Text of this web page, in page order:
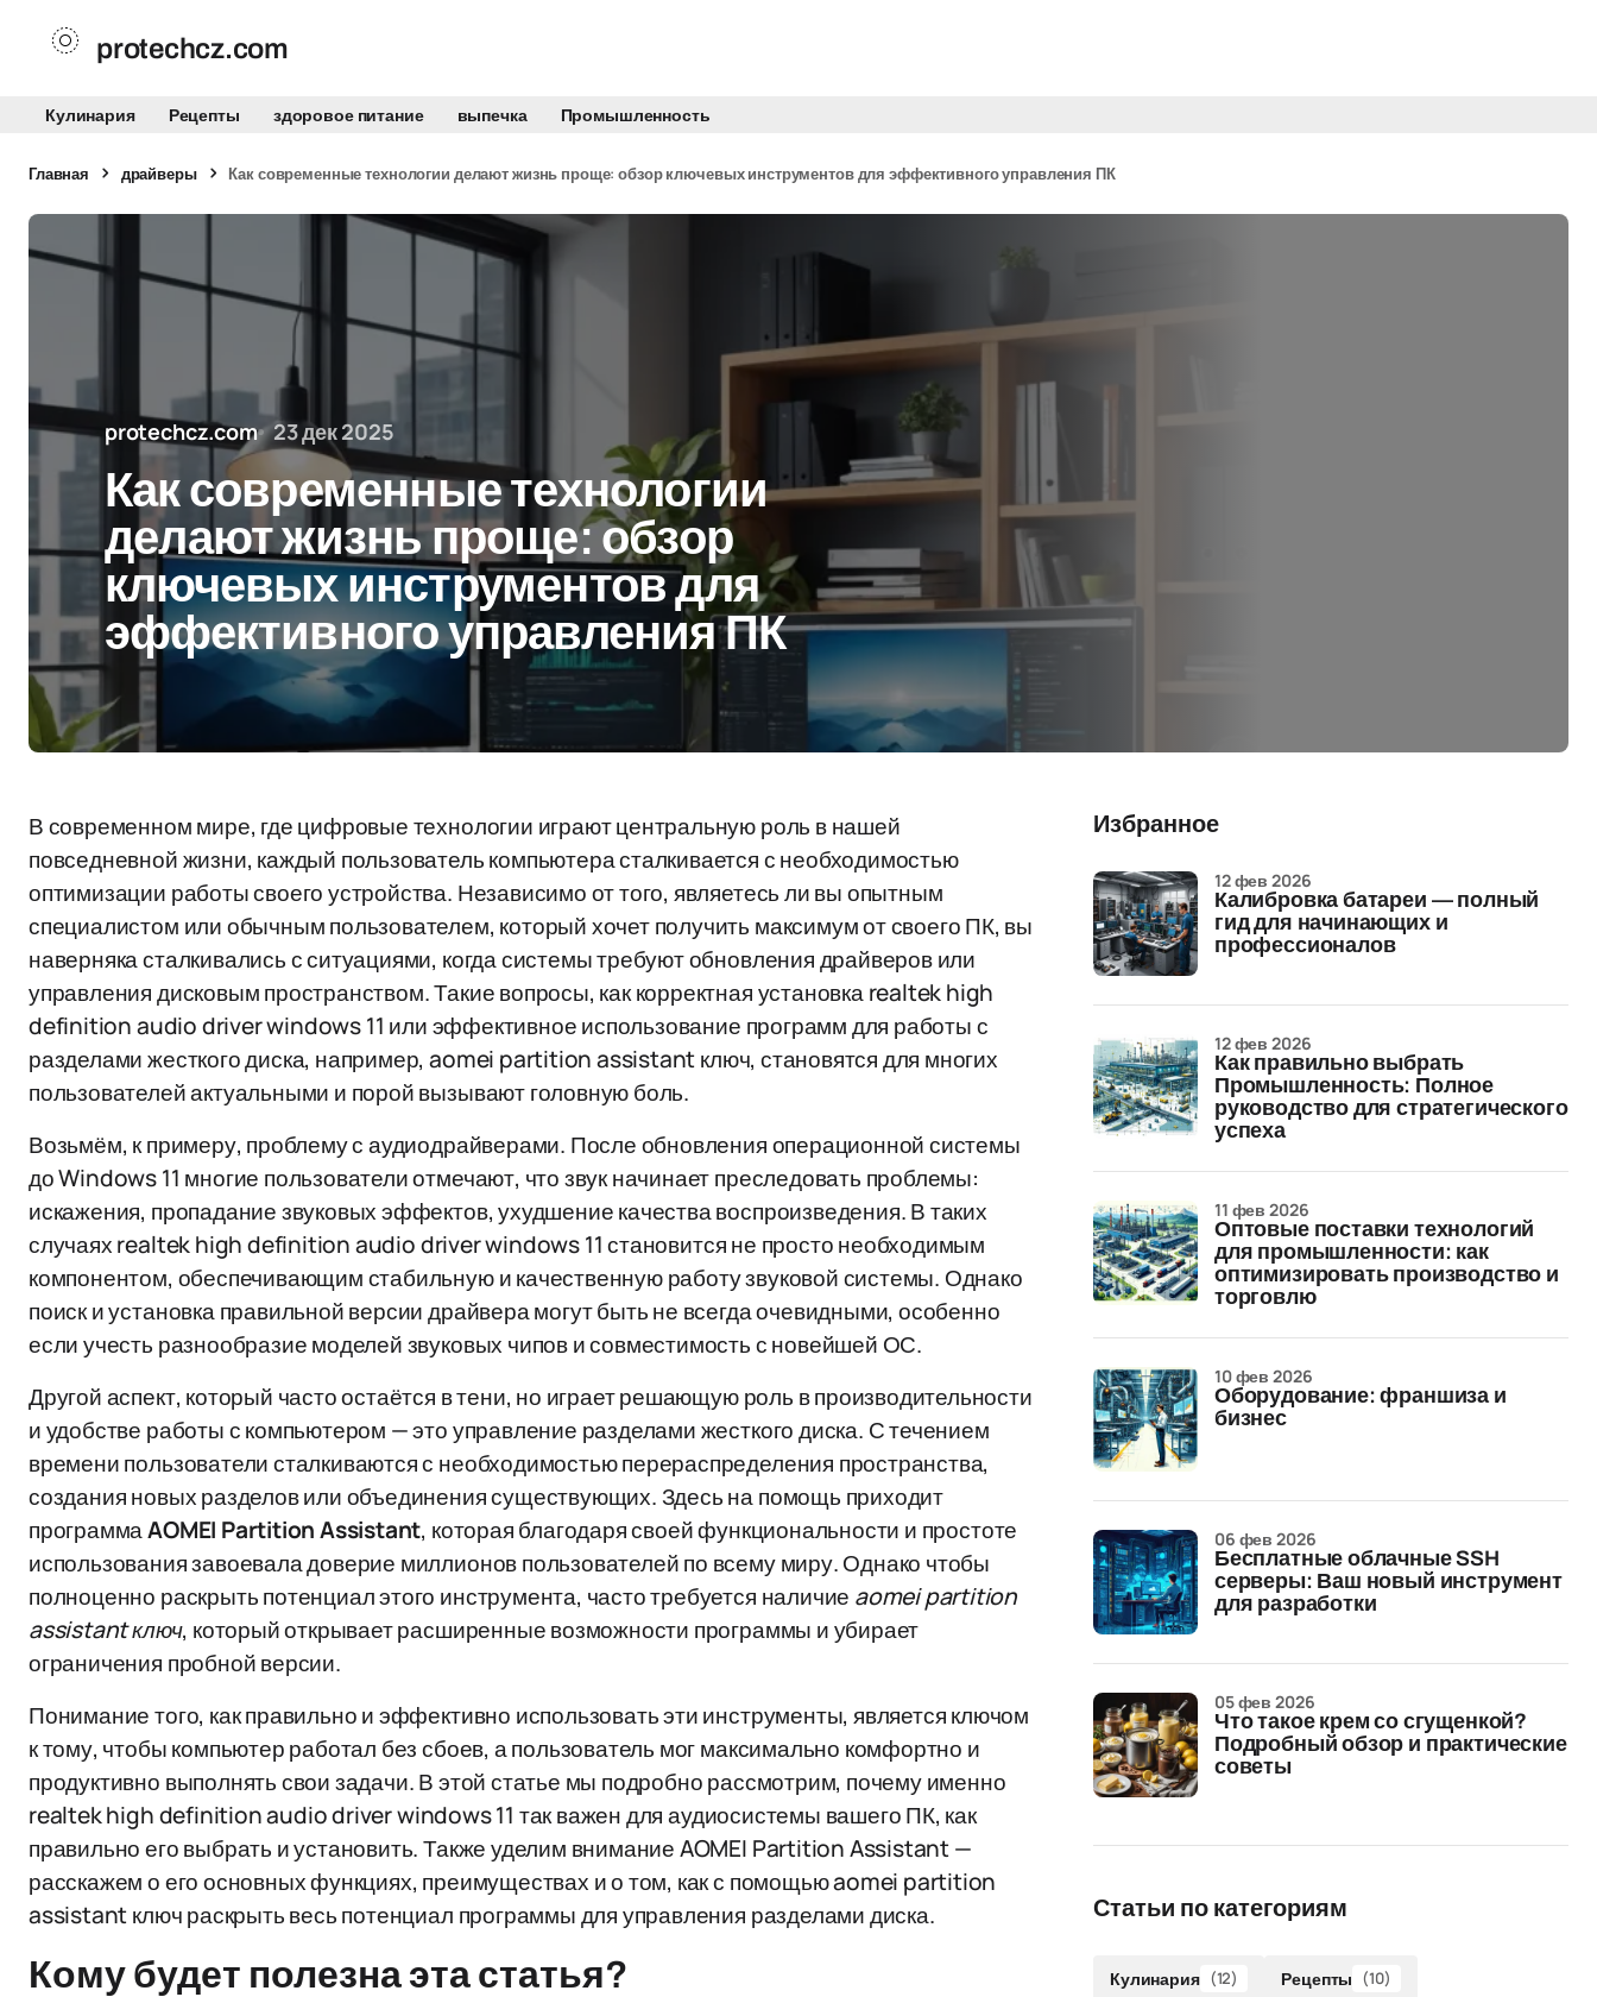
protechcz.com
Кулинария Рецепты здоровое питание выпечка Промышленность
Главная драйверы Как современные технологии делают жизнь проще: обзор ключевых инструментов для эффективного управления ПК
protechcz.com 23 дек 2025
Как современные технологии
делают жизнь проще: обзор
ключевых инструментов для
эффективного управления ПК
В современном мире, где цифровые технологии играют центральную роль в нашей
повседневной жизни, каждый пользователь компьютера сталкивается с необходимостью
оптимизации работы своего устройства. Независимо от того, являетесь ли вы опытным
специалистом или обычным пользователем, который хочет получить максимум от своего ПК, вы
наверняка сталкивались с ситуациями, когда системы требуют обновления драйверов или
управления дисковым пространством. Такие вопросы, как корректная установка realtek high
definition audio driver windows 11 или эффективное использование программ для работы с
разделами жесткого диска, например, aomei partition assistant ключ, становятся для многих
пользователей актуальными и порой вызывают головную боль.
Возьмём, к примеру, проблему с аудиодрайверами. После обновления операционной системы
до Windows 11 многие пользователи отмечают, что звук начинает преследовать проблемы:
искажения, пропадание звуковых эффектов, ухудшение качества воспроизведения. В таких
случаях realtek high definition audio driver windows 11 становится не просто необходимым
компонентом, обеспечивающим стабильную и качественную работу звуковой системы. Однако
поиск и установка правильной версии драйвера могут быть не всегда очевидными, особенно
если учесть разнообразие моделей звуковых чипов и совместимость с новейшей ОС.
Другой аспект, который часто остаётся в тени, но играет решающую роль в производительности
и удобстве работы с компьютером — это управление разделами жесткого диска. С течением
времени пользователи сталкиваются с необходимостью перераспределения пространства,
создания новых разделов или объединения существующих. Здесь на помощь приходит
программаAOMEI Partition Assistant, которая благодаря своей функциональности и простоте
использования завоевала доверие миллионов пользователей по всему миру. Однако чтобы
полноценно раскрыть потенциал этого инструмента, часто требуется наличие aomei partition
assistant ключ, который открывает расширенные возможности программы и убирает
ограничения пробной версии.
Понимание того, как правильно и эффективно использовать эти инструменты, является ключом
к тому, чтобы компьютер работал без сбоев, а пользователь мог максимально комфортно и
продуктивно выполнять свои задачи. В этой статье мы подробно рассмотрим, почему именно
realtek high definition audio driver windows 11 так важен для аудиосистемы вашего ПК, как
правильно его выбрать и установить. Также уделим внимание AOMEI Partition Assistant —
расскажем о его основных функциях, преимуществах и о том, как с помощью aomei partition
assistant ключ раскрыть весь потенциал программы для управления разделами диска.
Кому будет полезна эта статья?
Избранное
Калибровка батареи — полный
гид для начинающих и
профессионалов
12 фев 2026
Как правильно выбрать
Промышленность: Полное
руководство для стратегического
успеха
12 фев 2026
Оптовые поставки технологий
для промышленности: как
оптимизировать производство и
торговлю
11 фев 2026
Оборудование: франшиза и
бизнес
10 фев 2026
Бесплатные облачные SSH
серверы: Ваш новый инструмент
для разработки
06 фев 2026
Что такое крем со сгущенкой?
Подробный обзор и практические
советы
05 фев 2026
Статьи по категориям
Кулинария (12) Рецепты (10)